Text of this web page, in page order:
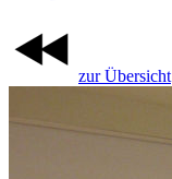
zur Übersicht